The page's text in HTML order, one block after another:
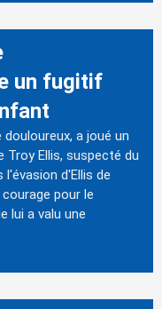
un fugitif
a joué un
Ellis, suspecté du
d'Ellis de
pour le
lui a valu une